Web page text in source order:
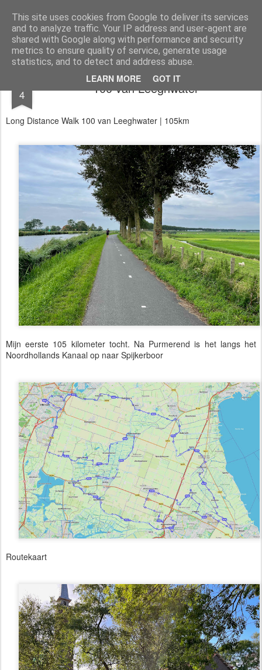
This site uses cookies from Google to deliver its services
and to analyze traffic. Your IP address and user-agent are
shared with Google along with performance and security
metrics to ensure quality of service, generate usage
statistics, and to detect and address abuse.
LEARN MORE GOT IT
Aan de wind een wandelblog
Kaart Dagtochten LAW's Buitenland E2 E9 GR12
4 100 van Leeghwater
Long Distance Walk 100 van Leeghwater | 105km
Mijn eerste 105 kilometer tocht. Na Purmerend is het langs het
Noordhollands Kanaal op naar Spijkerboor
Routekaart